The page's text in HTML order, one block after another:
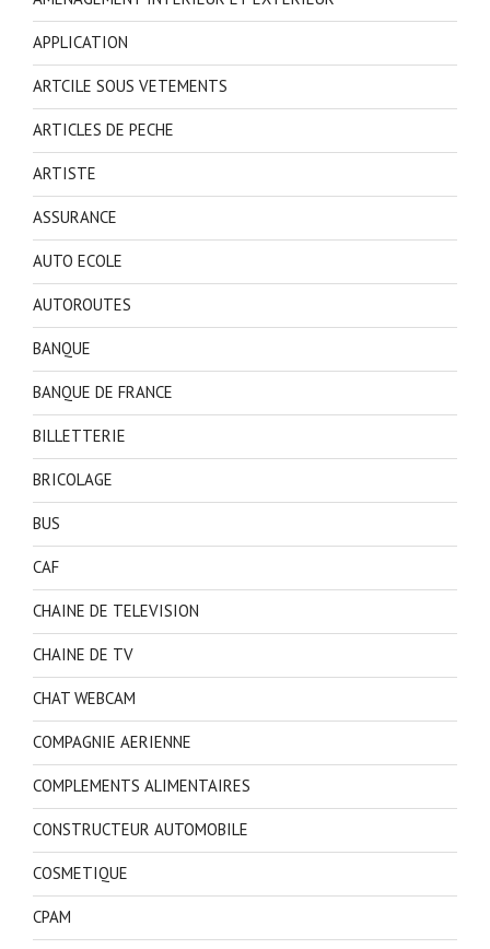
APPLICATION
ARTCILE SOUS VETEMENTS
ARTICLES DE PECHE
ARTISTE
ASSURANCE
AUTO ECOLE
AUTOROUTES
BANQUE
BANQUE DE FRANCE
BILLETTERIE
BRICOLAGE
BUS
CAF
CHAINE DE TELEVISION
CHAINE DE TV
CHAT WEBCAM
COMPAGNIE AERIENNE
COMPLEMENTS ALIMENTAIRES
CONSTRUCTEUR AUTOMOBILE
COSMETIQUE
CPAM